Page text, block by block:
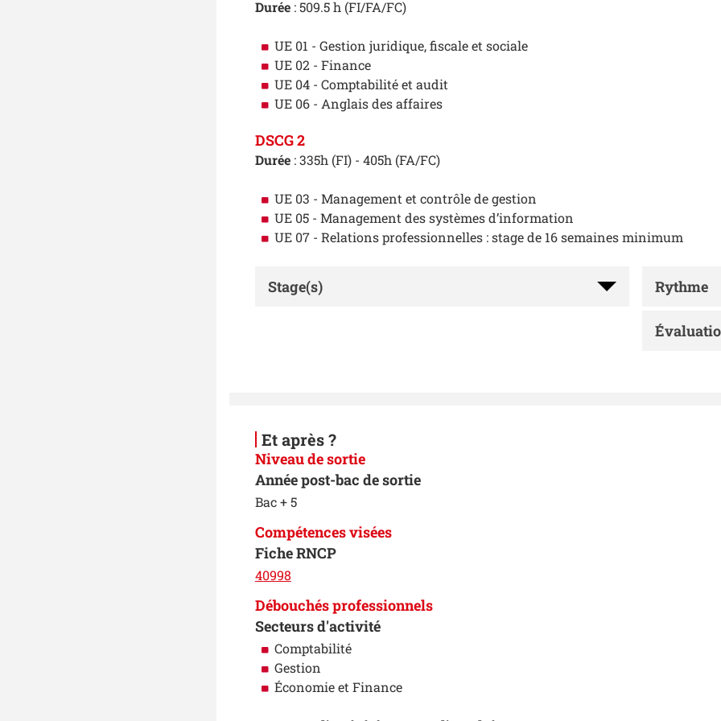
Durée: 509.5 h (FI/FA/FC)
UE 01 - Gestion juridique, fiscale et sociale
UE 02 - Finance
UE 04 - Comptabilité et audit
UE 06 - Anglais des affaires
DSCG 2
Durée : 335h (FI) - 405h (FA/FC)
UE 03 - Management et contrôle de gestion
UE 05 - Management des systèmes d’information
UE 07 - Relations professionnelles : stage de 16 semaines minimum
Stage(s) Rythme
Et après ?
Niveau de sortie
Année post-bac de sortie
Bac + 5
Compétences visées
Fiche RNCP
40998
Débouchés professionnels
Secteurs d'activité
Comptabilité
Gestion
Économie et Finance